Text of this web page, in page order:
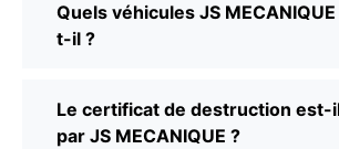
Quels véhicules JS
t-il ?
Le certificat de destruction est-
par JS MECANIQUE ?